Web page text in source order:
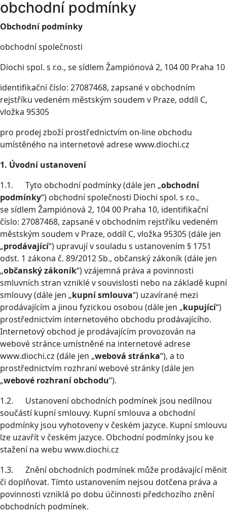
obchodní podmínky
Obchodní podmínky
obchodní společnosti
Diochi spol. s r.o., se sídlem Žampiónová 2, 104 00 Praha 10
identifikační číslo: 27087468, zapsané v obchodním
rejstříku vedeném městským soudem v Praze, oddíl C,
vložka 95305
pro prodej zboží prostřednictvím on-line obchodu
umístěného na internetové adrese www.diochi.cz
1. Úvodní ustanovení
1.1. Tyto obchodní podmínky (dále jen „obchodní
podmínky“) obchodní společnosti Diochi spol. s r.o.,
se sídlem Žampiónová 2, 104 00 Praha 10, identifikační
číslo: 27087468, zapsané v obchodním rejstříku vedeném
městským soudem v Praze, oddíl C, vložka 95305 (dále jen
„prodávající“) upravují v souladu s ustanovením § 1751
odst. 1 zákona č. 89/2012 Sb., občanský zákoník (dále jen
„občanský zákoník“) vzájemná práva a povinnosti
smluvních stran vzniklé v souvislosti nebo na základě kupní
smlouvy (dále jen „kupní smlouva“) uzavírané mezi
prodávajícím a jinou fyzickou osobou (dále jen „kupující“)
prostřednictvím internetového obchodu prodávajícího.
Internetový obchod je prodávajícím provozován na
webové stránce umístněné na internetové adrese
www.diochi.cz (dále jen „webová stránka“), a to
prostřednictvím rozhraní webové stránky (dále jen
„webové rozhraní obchodu“).
1.2. Ustanovení obchodních podmínek jsou nedílnou
součástí kupní smlouvy. Kupní smlouva a obchodní
podmínky jsou vyhotoveny v českém jazyce. Kupní smlouvu
lze uzavřít v českém jazyce. Obchodní podmínky jsou ke
stažení na webu www.diochi.cz
1.3. Znění obchodních podmínek může prodávající měnit
či doplňovat. Tímto ustanovením nejsou dotčena práva a
povinnosti vzniklá po dobu účinnosti předchozího znění
obchodních podmínek.